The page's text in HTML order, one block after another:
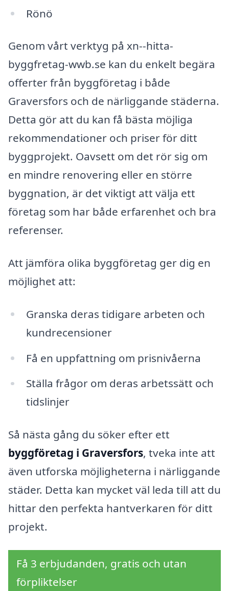
Rönö
Genom vårt verktyg på xn--hitta-
byggfretag-wwb.se kan du enkelt begära
offerter från byggföretag i både
Graversfors och de närliggande städerna.
Detta gör att du kan få bästa möjliga
rekommendationer och priser för ditt
byggprojekt. Oavsett om det rör sig om
en mindre renovering eller en större
byggnation, är det viktigt att välja ett
företag som har både erfarenhet och bra
referenser.
Att jämföra olika byggföretag ger dig en
möjlighet att:
Granska deras tidigare arbeten och
kundrecensioner
Få en uppfattning om prisnivåerna
Ställa frågor om deras arbetssätt och
tidslinjer
Så nästa gång du söker efter ett
byggföretag i Graversfors, tveka inte att
även utforska möjligheterna i närliggande
städer. Detta kan mycket väl leda till att du
hittar den perfekta hantverkaren för ditt
projekt.
Få 3 erbjudanden, gratis och utan
förpliktelser